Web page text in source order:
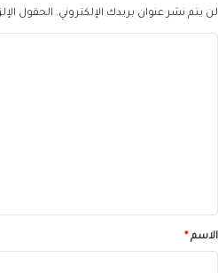
لن يتم نشر عنوان بريدك الإلكتروني. الحقول
*الاسم*